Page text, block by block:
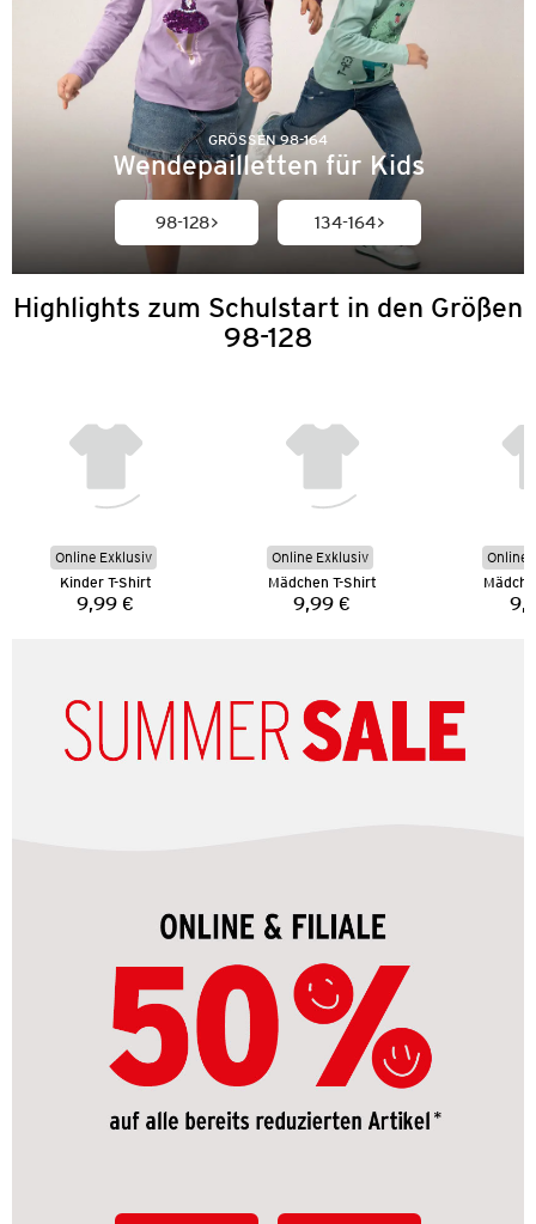
GRÖSSEN 98-164
Wendepailletten für Kids
98-128 134-164
Highlights zum Schulstart in den Größen
98-128
Online Exklusiv
Kinder T-Shirt
Preis:
9,99 €
Online Exklusiv
Mädchen T-Shirt
Preis:
9,99 €
Online